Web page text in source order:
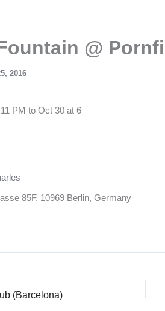
@
2016
PM to Oct 30 at 6
85F, 10969 Berlin, Germany
(Barcelona)